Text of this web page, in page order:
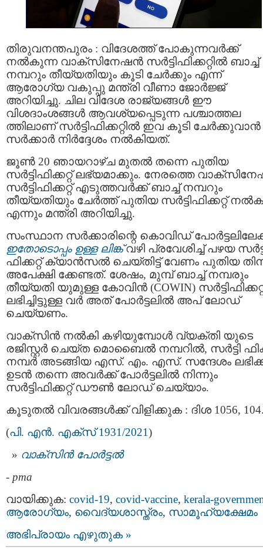
തിരുവനന്തപുരം : വിദേശത്ത് പോകുന്നവർക്ക്
നൽകുന്ന വാക്സിനേഷൻ സർട്ടിഫിക്കറ്റിൽ ബാച്ച്
നമ്പറും തീയ്യതിയും കൂടി ചേര്‍ക്കും എന്ന്
ആരോഗ്യ വകുപ്പു മന്ത്രി വീണാ ജോർജ്ജ്
അറിയിച്ചു. ചില വിദേശ രാജ്യങ്ങൾ ഈ
വിശദാംശങ്ങള്‍ ആവശ്യപ്പെടുന്ന പശ്ചാത്തല
ത്തിലാണ് സർട്ടിഫിക്കറ്റിൽ ഇവ കൂടി ചേർക്കുവാൻ
സർക്കാർ നിർദ്ദേശം നൽകിയത്.
ജൂണ്‍ 20 ഞായറാഴ്ച മുതല്‍ തന്നെ പുതിയ
സർട്ടിഫിക്കറ്റ് ലഭ്യമാക്കും. നേരത്തെ
സർട്ടിഫിക്കറ്റ് എടുത്തവര്‍ക്ക് ബാച്ച് നമ്പറും
തീയ്യതിയും ചേര്‍ത്ത് പുതിയ സർട്ടിഫിക്കറ്റ്
എന്നും മന്ത്രി അറിയിച്ചു.
സംസ്ഥാന സർക്കാരിന്റെ കൊവിഡ്
ഇതോടൊപ്പം ഉള്ള ലിങ്ക്വഴി പ്രവേശിച്ച് പഴയ
ഫിക്കറ്റ് ക്യാൻസൽ ചെയ്തിട്ട് വേണം പുതിയ
അപേക്ഷി ക്കേണ്ടത്. ശേഷം, മുമ്പ് ബാച്ച് നമ്പരും
തീയ്യതി യുമുള്ള കോവിൻ (COWIN)
ലഭിച്ചിട്ടുള്ള വർ അത് പോർട്ടലിൽ അപ്‌ ലോഡ്
ചെയ്യണം.
വാക്‌സിൻ നൽകി കഴിയുമ്പോൾ വ്യക്തി യുടെ
രജിസ്റ്റർ ചെയ്ത മൊബൈൽ നമ്പറിൽ, സർട്ടി
നമ്പർ അടങ്ങിയ എസ്. എം. എസ്. സന്ദേശം
ഉടൻ തന്നെ അവർക്ക് പോർട്ടലിൽ നിന്നും
സർട്ടിഫിക്കറ്റ് ഡൗൺ ലോഡ് ചെയ്യാം.
കൂടുതൽ വിവരങ്ങൾക്ക് വിളിക്കുക : ദിശ 1056,
(പി. എൻ. എക്സ് 1931/2021)
വാക്സിന്‍ പോര്‍ട്ടല്‍
- pma
വായിക്കുക: covid-19, covid-vaccine, kerala-
ആരോഗ്യം, വൈദ്യശാസ്ത്രം, സാമൂഹ്യക്ഷേമം
അഭിപ്രായം എഴുതുക »